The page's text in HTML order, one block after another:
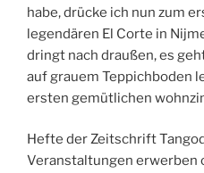
habe, drücke ich nun zum
legendären El Corte in
dringt nach draußen, es
auf grauem Teppichboden
ersten gemütlichen
Hefte der Zeitschrift
Veranstaltungen erwerben